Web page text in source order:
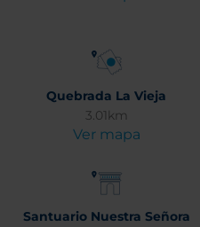
Quebrada La Vieja
3.01km
Ver mapa
Santuario Nuestra Señora